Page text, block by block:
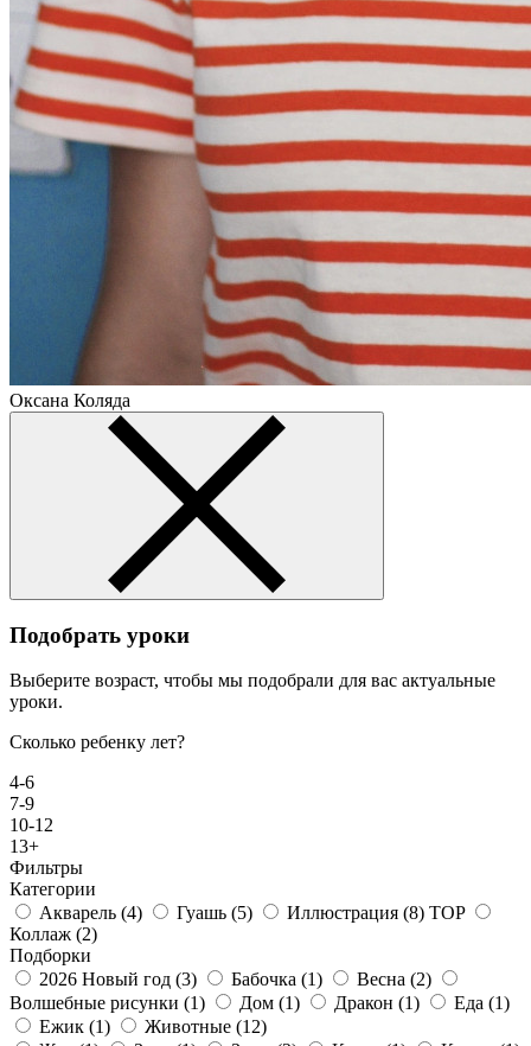
Оксана Коляда
Подобрать уроки
Выберите возраст, чтобы мы подобрали для вас актуальные
уроки.
Сколько ребенку лет?
4-6
7-9
10-12
13+
Фильтры
Категории
Акварель (4) Гуашь (5) Иллюстрация (8) TOP
Коллаж (2)
Подборки
2026 Новый год (3) Бабочка (1) Весна (2)
Волшебные рисунки (1) Дом (1) Дракон (1) Еда (1)
Ежик (1) Животные (12)